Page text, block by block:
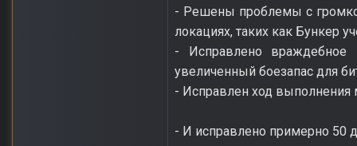
- Решены проблемы с
локациях, таких как Бункер
- Исправлено
увеличенный боезапас для
- Исправлен ход выполнения
- И исправлено примерно 50